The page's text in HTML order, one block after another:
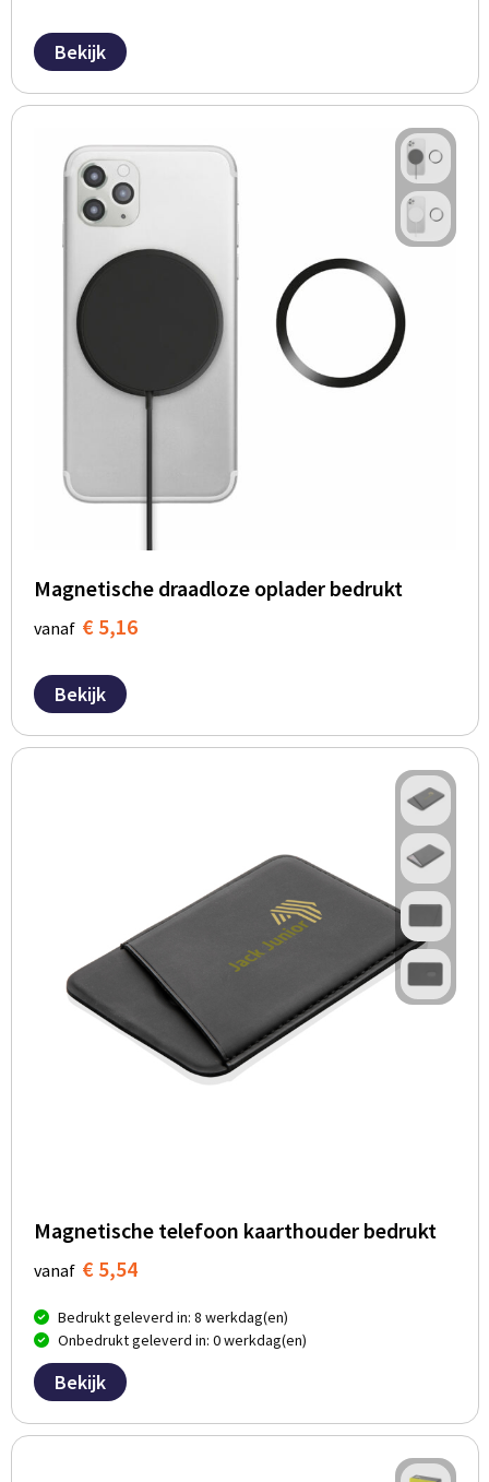
Bekijk
Magnetische draadloze oplader bedrukt
vanaf € 5,16
Bekijk
Magnetische telefoon kaarthouder bedrukt
vanaf € 5,54
Bedrukt geleverd in: 8 werkdag(en)
Onbedrukt geleverd in: 0 werkdag(en)
Bekijk